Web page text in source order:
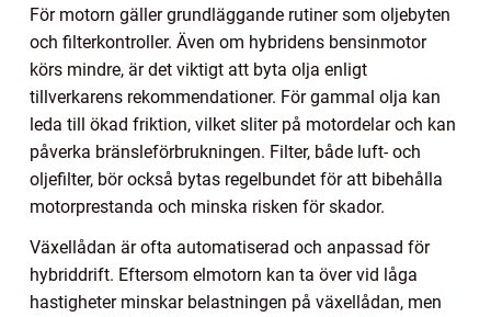
För motorn gäller grundläggande rutiner som oljebyten
och filterkontroller. Även om hybridens bensinmotor
körs mindre, är det viktigt att byta olja enligt
tillverkarens rekommendationer. För gammal olja kan
leda till ökad friktion, vilket sliter på motordelar och kan
påverka bränsleförbrukningen. Filter, både luft- och
oljefilter, bör också bytas regelbundet för att bibehålla
motorprestanda och minska risken för skador.
Växellådan är ofta automatiserad och anpassad för
hybriddrift. Eftersom elmotorn kan ta över vid låga
hastigheter minskar belastningen på växellådan, men